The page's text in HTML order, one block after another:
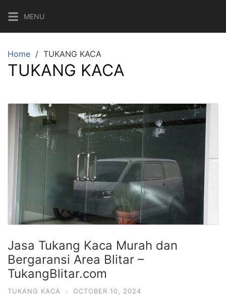
content
MENU
Home TUKANG KACA
TUKANG KACA
Jasa Tukang Kaca Murah dan
Bergaransi Area Blitar –
TukangBlitar.com
TUKANG KACA · OCTOBER 10, 2024